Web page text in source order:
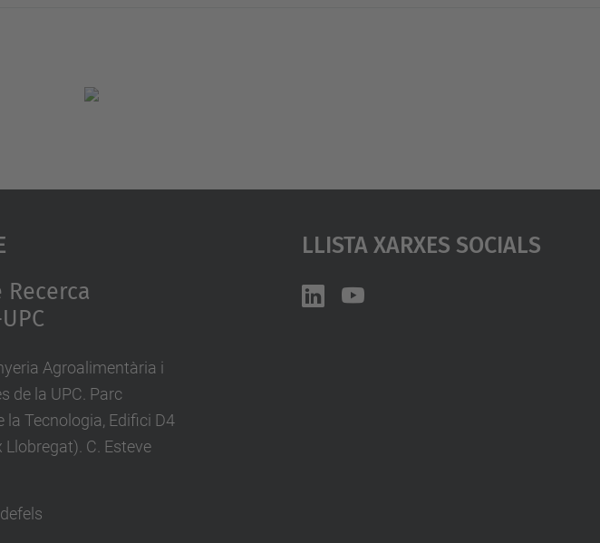
Agroalimentària i
de la UPC. Parc
la Tecnologia, Edifici D4
C. Esteve
Llista Xarxes Socials